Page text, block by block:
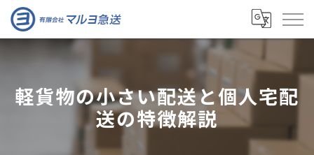
軽貨物の小さい配送と個人宅配
送の特徴解説